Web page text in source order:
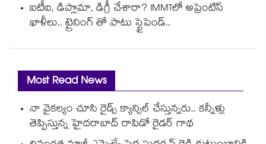
ఐటీఐ, డిప్లొమా, డిగ్రీ చేశారా? IMMTలో అప్రెంటిస్
ఖాళీలు.. ట్రైనింగ్ తో పాటు స్టైపెండ్..
Most Read News
నా వైకల్యం చూసి రైడ్స్ క్యాన్సిల్ చేస్తున్నరు.. కన్నీళ్లు
తెప్పిస్తున్న హైదరాబాద్ రాపిడో రైడర్ గాథ